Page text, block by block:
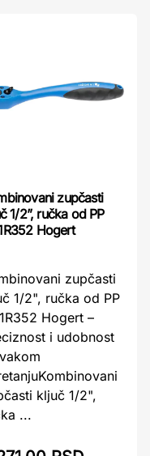
zupčasti
1/2”, ručka od PP
Hogert
zupčasti
1/2", ručka od PP
Hogert –
i udobnost
ključ 1/2",
...